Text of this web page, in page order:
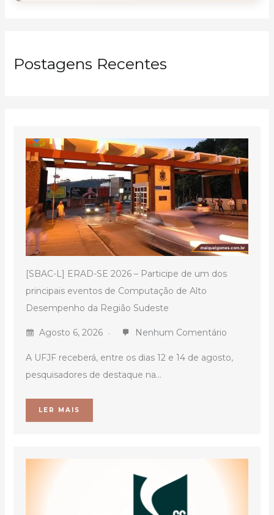
Postagens Recentes
[SBAC-L] ERAD-SE 2026 – Participe de um dos
principais eventos de Computação de Alto
Desempenho da Região Sudeste
Agosto 6, 2026 Nenhum Comentário
A UFJF receberá, entre os dias 12 e 14 de agosto,
pesquisadores de destaque na...
LER MAIS